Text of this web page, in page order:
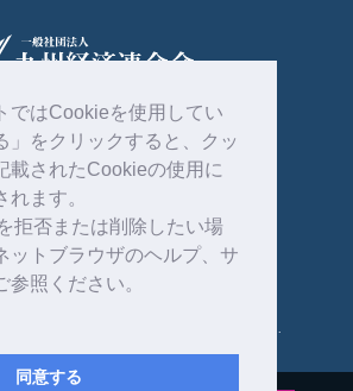
ではCookieを使用してい
」をクリックすると、クッ
載されたCookieの使用に
れます。
拒否または削除したい場
ットブラウザのヘルプ、サ
照ください。
同意する
央区渡辺通2丁目1番82号
761-4261
団法人 九州経済連合会 . All rights reserved.